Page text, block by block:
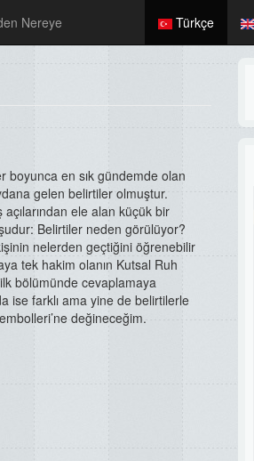
Nereye Türkçe
boyunca en sık gündemde olan
gelen belirtiler olmuştur.
ele alan küçük bir
Belirtiler neden görülüyor?
nelerden geçtiğini öğrenebilir
tek hakim olanın Kutsal Ruh
bölümünde cevaplamaya
ise farklı ama yine de belirtilerle
değineceğim.